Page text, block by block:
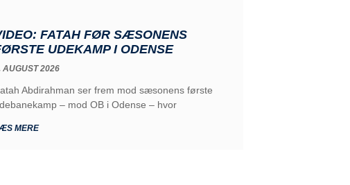
FATAH FØR SÆSONENS
UDEKAMP I ODENSE
AUGUST 2026
Abdirahman ser frem mod sæsonens første
– mod OB i Odense – hvor
MERE